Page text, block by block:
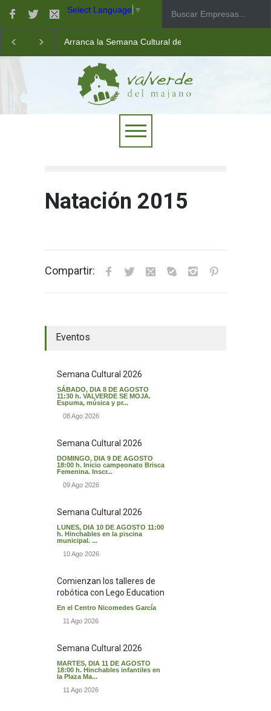
Select Language ▼
Arranca la Semana Cultural de Valverde
Taller de robótica para jóvenes
Las pistas municipales de pádel estrenan un nuevo
Natación 2015
Compartir:
Eventos
Semana Cultural 2026
SÁBADO, DIA 8 DE AGOSTO
11:30 h. VALVERDE SE MOJA.
Espuma, música y pr...
08 Ago 2026
Semana Cultural 2026
DOMINGO, DIA 9 DE AGOSTO
18:00 h. Inicio campeonato Brisca
Femenina. Inscr...
09 Ago 2026
Semana Cultural 2026
LUNES, DIA 10 DE AGOSTO 11:00
h. Hinchables en la piscina
municipal. ...
10 Ago 2026
Comienzan los talleres de
robótica con Lego Education
En el Centro Nicomedes García
11 Ago 2026
Semana Cultural 2026
MARTES, DIA 11 DE AGOSTO
18:00 h. Hinchables infantiles en
la Plaza Ma...
11 Ago 2026